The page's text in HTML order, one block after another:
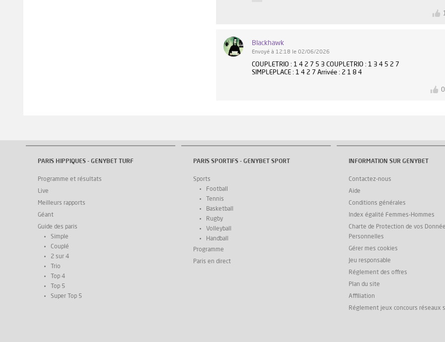
Blackhawk
Envoyé à 12:18 le 02/06/2026
COUPLETRIO : 1 4 2 7 5 3 COUPLETRIO : 1 3 4 5 2 7
SIMPLEPLACE : 1 4 2 7 Arrivée : 2 1 8 4
0
PARIS HIPPIQUES - GENYBET TURF
Programme et résultats
Live
Meilleurs rapports
Géant
Guide des paris
Simple
Couplé
2 sur 4
Trio
Top 4
Top 5
Super Top 5
PARIS SPORTIFS - GENYBET SPORT
Sports
Football
Tennis
Basketball
Rugby
Volleyball
Handball
Programme
Paris en direct
INFORMATION SUR GENYBET
Contactez-nous
Aide
Conditions générales
Index égalité Femmes-Hommes
Charte de Protection de vos
Personnelles
Gérer mes cookies
Jeu responsable
Réglement des offres
Plan du site
Affiliation
Réglement jeux concours réseaux